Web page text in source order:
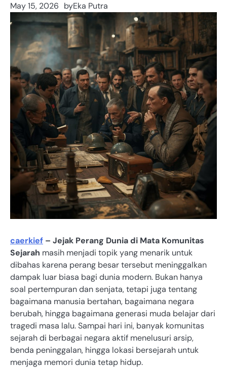
May 15, 2026 byEka Putra
caerkief – Jejak Perang Dunia di Mata Komunitas
Sejarah masih menjadi topik yang menarik untuk
dibahas karena perang besar tersebut meninggalkan
dampak luar biasa bagi dunia modern. Bukan hanya
soal pertempuran dan senjata, tetapi juga tentang
bagaimana manusia bertahan, bagaimana negara
berubah, hingga bagaimana generasi muda belajar dari
tragedi masa lalu. Sampai hari ini, banyak komunitas
sejarah di berbagai negara aktif menelusuri arsip,
benda peninggalan, hingga lokasi bersejarah untuk
menjaga memori dunia tetap hidup.